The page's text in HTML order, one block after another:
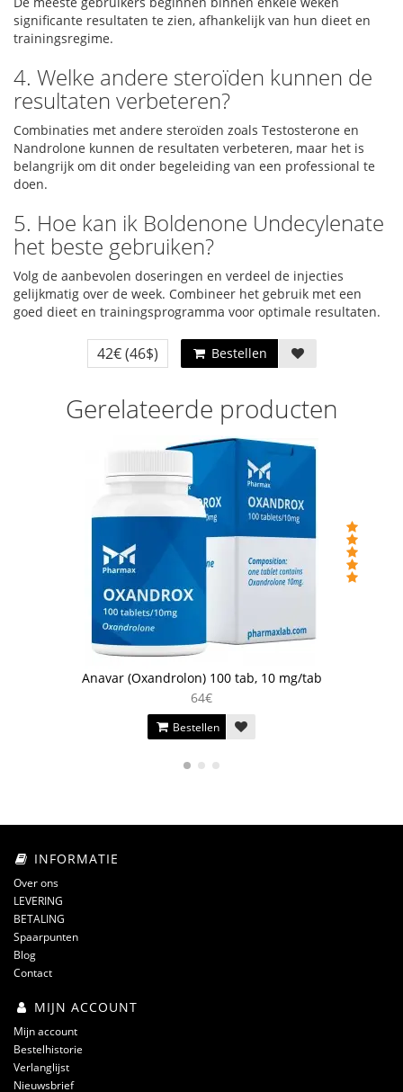
significante resultaten te zien, afhankelijk van hun dieet en
trainingsregime.
4. Welke andere steroïden kunnen de
resultaten verbeteren?
Combinaties met andere steroïden zoals Testosterone en
Nandrolone kunnen de resultaten verbeteren, maar het is
belangrijk om dit onder begeleiding van een professional te
doen.
5. Hoe kan ik Boldenone Undecylenate
het beste gebruiken?
Volg de aanbevolen doseringen en verdeel de injecties
gelijkmatig over de week. Combineer het gebruik met een
goed dieet en trainingsprogramma voor optimale resultaten.
42€(46$) Bestellen
Gerelateerde producten
Anavar (Oxandrolon) 100 tab, 10 mg/tab
64€
Bestellen
INFORMATIE
Over ons
LEVERING
BETALING
Spaarpunten
Blog
Contact
MIJN ACCOUNT
Mijn account
Bestelhistorie
Verlanglijst
Nieuwsbrief